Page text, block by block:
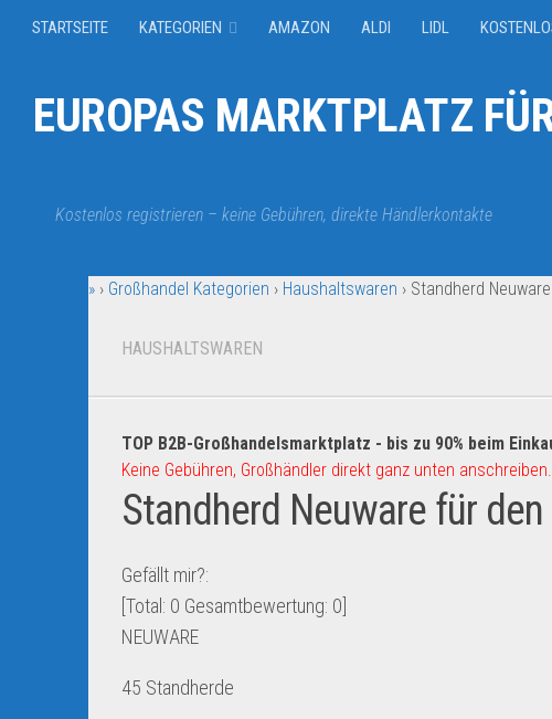
STARTSEITE KATEGORIEN AMAZON ALDI LIDL
EUROPAS MARKTPLATZ
Kostenlos registrieren – keine Gebühren, direkte Händlerkontakte
» › Großhandel Kategorien › Haushaltswaren › Standherd
HAUSHALTSWAREN
TOP B2B-Großhandelsmarktplatz - bis zu 90% beim
Keine Gebühren, Großhändler direkt ganz unten anschreiben.
Standherd Neuware für
Gefällt mir?:
[Total: 0 Gesamtbewertung: 0
NEUWARE
45 Standherde